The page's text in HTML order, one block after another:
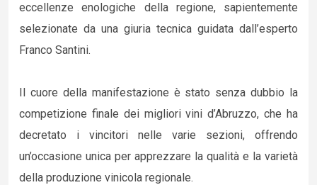
eccellenze enologiche della regione, sapientemente
selezionate da una giuria tecnica guidata dall’esperto
Franco Santini.
Il cuore della manifestazione è stato senza dubbio la
competizione finale dei migliori vini d’Abruzzo, che ha
decretato i vincitori nelle varie sezioni, offrendo
un’occasione unica per apprezzare la qualità e la varietà
della produzione vinicola regionale.